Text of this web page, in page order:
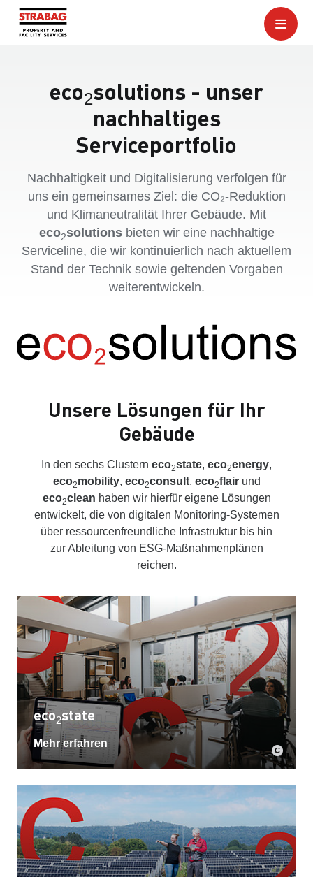
eco2solutions - unser
nachhaltiges
Serviceportfolio
Nachhaltigkeit und Digitalisierung verfolgen für
uns ein gemeinsames Ziel: die CO₂-Reduktion
und Klimaneutralität Ihrer Gebäude. Mit
eco2solutionsbieten wir eine nachhaltige
Serviceline, die wir kontinuierlich nach aktuellem
Stand der Technik sowie geltenden Vorgaben
weiterentwickeln.
Unsere Lösungen für Ihr
Gebäude
In den sechs Clustern eco2state, eco2energy,
eco2mobility, eco2consult, eco2flair und
eco2clean haben wir hierfür eigene Lösungen
entwickelt, die von digitalen Monitoring-Systemen
über ressourcenfreundliche Infrastruktur bis hin
zur Ableitung von ESG-Maßnahmenplänen
reichen.
eco2state
Mehr erfahren